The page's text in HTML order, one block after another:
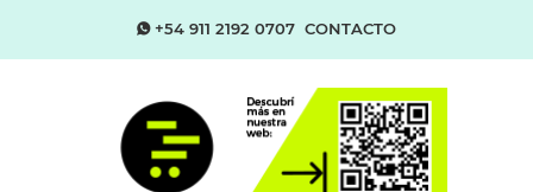
+54 911 2192 0707 CONTACTO